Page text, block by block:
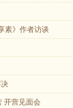
素》作者访谈
开营见面会